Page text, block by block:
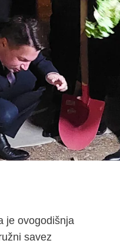
je ovogodišnja
savez